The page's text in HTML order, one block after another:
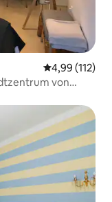
4,99 (112)
von